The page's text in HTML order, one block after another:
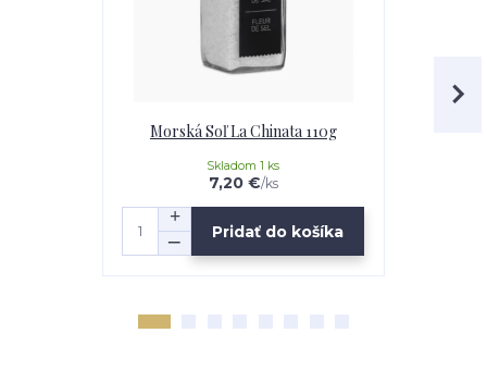
Morská Soľ La Chinata 110g
7,20 €/ks
Skladom 1 ks
Pridať do košíka